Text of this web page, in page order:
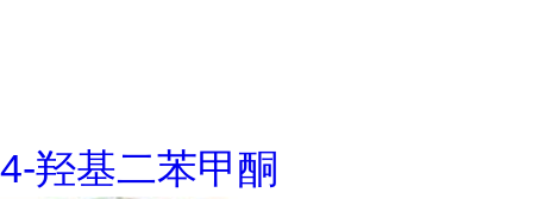
4-羟基二苯甲酮